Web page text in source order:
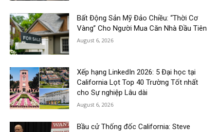
Bất Động Sản Mỹ Đảo Chiều: “Thời Cơ
Vàng” Cho Người Mua Căn Nhà Đầu Tiên
August 6, 2026
Xếp hạng LinkedIn 2026: 5 Đại học tại
California Lọt Top 40 Trường Tốt nhất
cho Sự nghiệp Lâu dài
August 6, 2026
Bầu cử Thống đốc California: Steve